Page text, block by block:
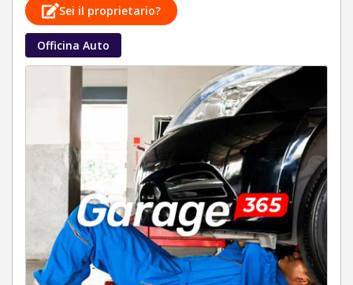
Sei il proprietario?
Officina Auto